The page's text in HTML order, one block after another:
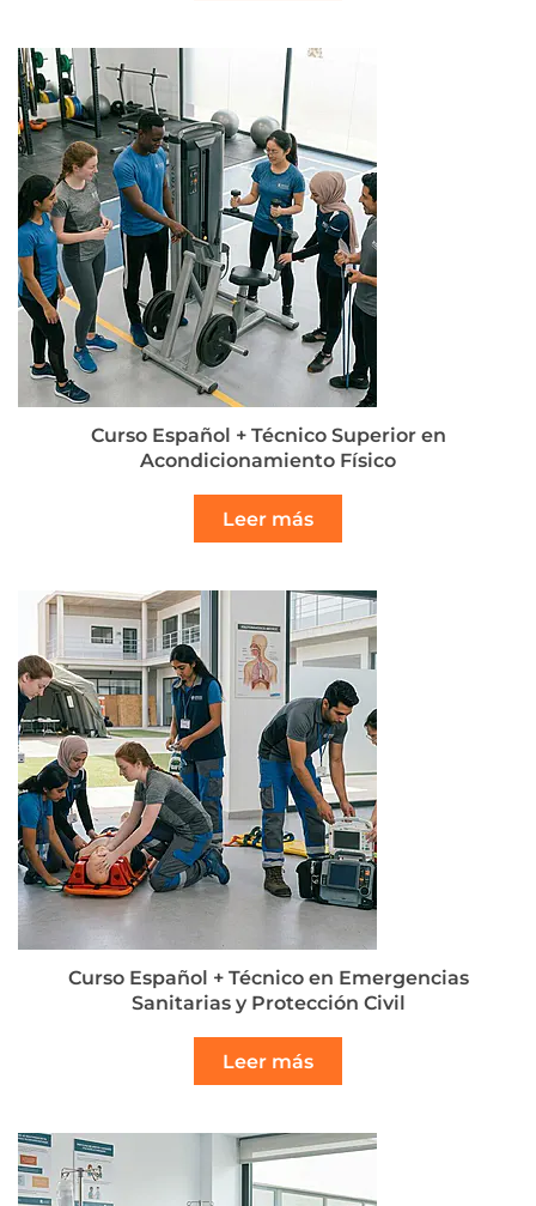
Curso Español + Técnico Superior en
Acondicionamiento Físico
Leer más
Curso Español + Técnico en Emergencias
Sanitarias y Protección Civil
Leer más